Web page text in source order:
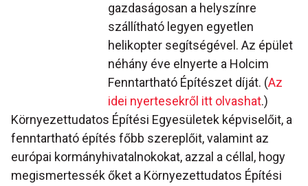
gazdaságosan a helyszínre
szállítható legyen egyetlen
helikopter segítségével. Az épület
néhány éve elnyerte a Holcim
Fenntartható Építészet díját. (Az
idei nyertesekről itt olvashat.)
Környezettudatos Építési Egyesületek képviselőit, a
fenntartható építés főbb szereplőit, valamint az
európai kormányhivatalnokokat, azzal a céllal, hogy
megismertessék őket a Környezettudatos Építési